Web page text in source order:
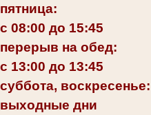
пятница:
с 08:00 до 15:45
перерыв на обед:
с 13:00 до 13:45
суббота, воскресенье:
выходные дни